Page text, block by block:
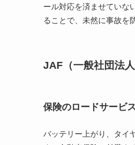
ール対応を済ませていな
ることで、未然に事故を
JAF（一般社団法
保険のロードサービ
バッテリー上がり、タイ